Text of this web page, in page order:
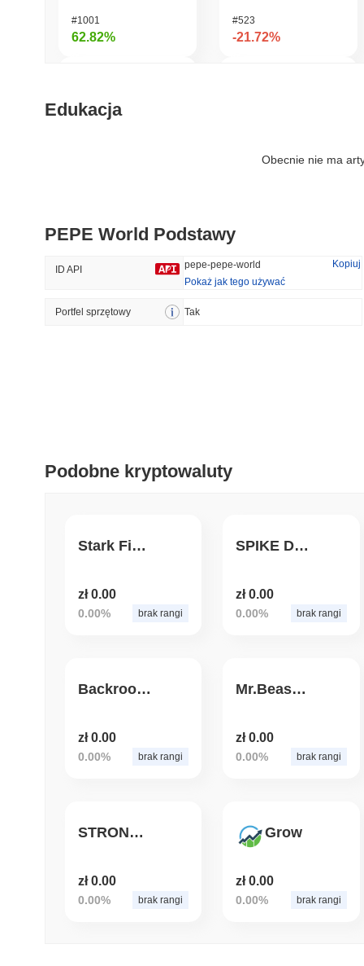
#1001
62.82%
#465
#523
-21.72%
#787
Trendy
Edukacja
Obecnie nie ma
PEPE World Podstawy
ID API pepe-pepe-world
Kopiuj
Pokaż jak tego używać
Portfel sprzętowy Tak
Podobne kryptowaluty
Stark Finance
zł 0.00
0.00% brak rangi
SPIKE DOGE
zł 0.00
0.00% brak rangi
Backrooms
zł 0.00
0.00% brak rangi
Mr.Beast FANS
zł 0.00
0.00% brak rangi
STRONGBULL
zł 0.00
0.00% brak rangi
Grow
zł 0.00
0.00% brak rangi